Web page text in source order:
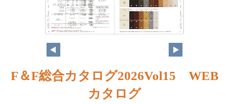
F＆F総合カタログ2026Vol15 WEB
カタログ